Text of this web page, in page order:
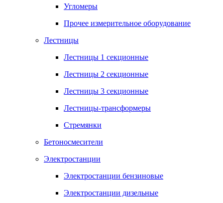
Угломеры
Прочее измерительное оборудование
Лестницы
Лестницы 1 секционные
Лестницы 2 секционные
Лестницы 3 секционные
Лестницы-трансформеры
Стремянки
Бетоносмесители
Электростанции
Электростанции бензиновые
Электростанции дизельные